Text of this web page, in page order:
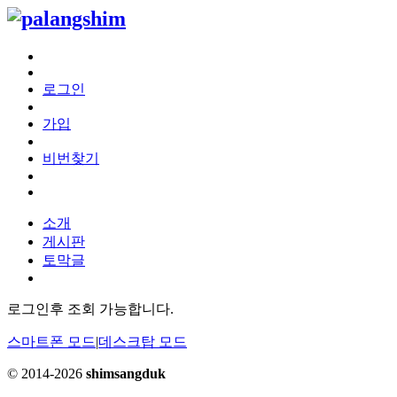
로그인
가입
비번찾기
소개
게시판
토막글
로그인후 조회 가능합니다.
스마트폰 모드|데스크탑 모드
© 2014-2026 shimsangduk